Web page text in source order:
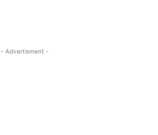
- Advertisment -